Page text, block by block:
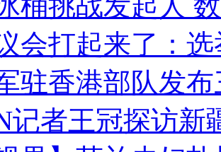
会打起来了：
驻香港部队发
记者王冠探访新